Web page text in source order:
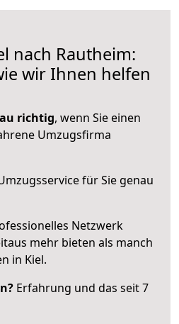
nach Rautheim:
wir Ihnen helfen
richtig, wenn Sie einen
Umzugsfirma
für Sie genau
Netzwerk
mehr bieten als manch
in Kiel.
Erfahrung und das seit 7